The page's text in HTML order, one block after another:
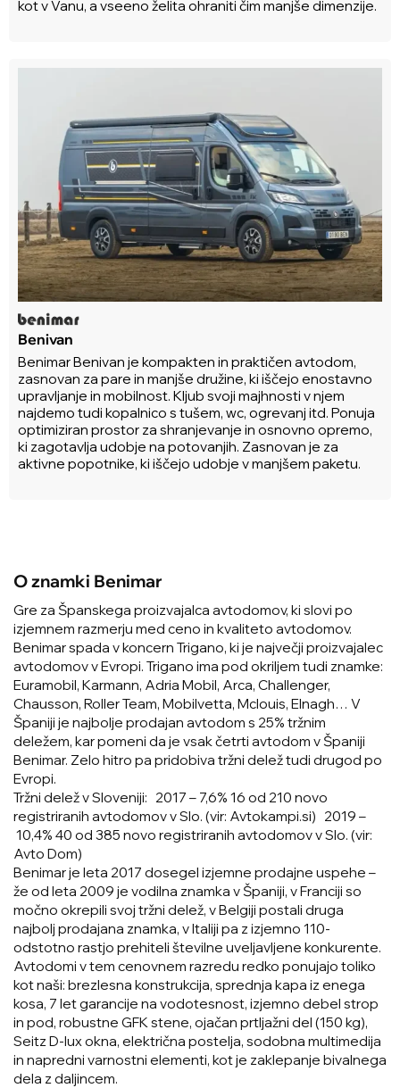
kot v Vanu, a vseeno želita ohraniti čim manjše dimenzije.
Benivan
Benimar Benivan je kompakten in praktičen avtodom,
zasnovan za pare in manjše družine, ki iščejo enostavno
upravljanje in mobilnost. Kljub svoji majhnosti v njem
najdemo tudi kopalnico s tušem, wc, ogrevanj itd. Ponuja
optimiziran prostor za shranjevanje in osnovno opremo,
ki zagotavlja udobje na potovanjih. Zasnovan je za
aktivne popotnike, ki iščejo udobje v manjšem paketu.
O znamki Benimar
Gre za Španskega proizvajalca avtodomov, ki slovi po
izjemnem razmerju med ceno in kvaliteto avtodomov.
Benimar spada v koncern Trigano, ki je največji proizvajalec
avtodomov v Evropi. Trigano ima pod okriljem tudi znamke:
Euramobil, Karmann, Adria Mobil, Arca, Challenger,
Chausson, Roller Team, Mobilvetta, Mclouis, Elnagh… V
Španiji je najbolje prodajan avtodom s 25% tržnim
deležem, kar pomeni da je vsak četrti avtodom v Španiji
Benimar. Zelo hitro pa pridobiva tržni delež tudi drugod po
Evropi.
Tržni delež v Sloveniji: 2017 – 7,6% 16 od 210 novo
registriranih avtodomov v Slo. (vir: Avtokampi.si) 2019 –
10,4% 40 od 385 novo registriranih avtodomov v Slo. (vir:
Avto Dom)
Benimar je leta 2017 dosegel izjemne prodajne uspehe –
že od leta 2009 je vodilna znamka v Španiji, v Franciji so
močno okrepili svoj tržni delež, v Belgiji postali druga
najbolj prodajana znamka, v Italiji pa z izjemno 110-
odstotno rastjo prehiteli številne uveljavljene konkurente.
Avtodomi v tem cenovnem razredu redko ponujajo toliko
kot naši: brezlesna konstrukcija, sprednja kapa iz enega
kosa, 7 let garancije na vodotesnost, izjemno debel strop
in pod, robustne GFK stene, ojačan prtljažni del (150 kg),
Seitz D-lux okna, električna postelja, sodobna multimedija
in napredni varnostni elementi, kot je zaklepanje bivalnega
dela z daljincem.